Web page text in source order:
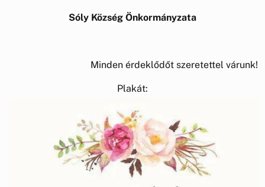
Sóly Község Önkormányzata
Minden érdeklődőt szeretettel várunk!
Plakát: